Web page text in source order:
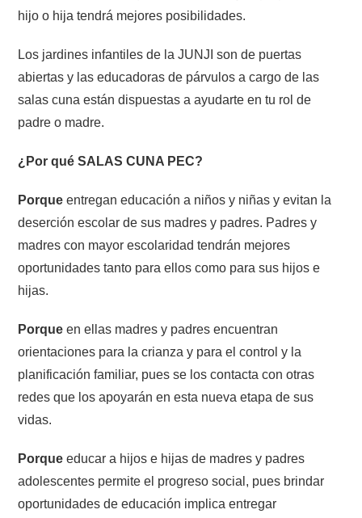
hijo o hija tendrá mejores posibilidades.
Los jardines infantiles de la JUNJI son de puertas
abiertas y las educadoras de párvulos a cargo de las
salas cuna están dispuestas a ayudarte en tu rol de
padre o madre.
¿Por qué SALAS CUNA PEC?
Porque entregan educación a niños y niñas y evitan la
deserción escolar de sus madres y padres. Padres y
madres con mayor escolaridad tendrán mejores
oportunidades tanto para ellos como para sus hijos e
hijas.
Porque en ellas madres y padres encuentran
orientaciones para la crianza y para el control y la
planificación familiar, pues se los contacta con otras
redes que los apoyarán en esta nueva etapa de sus
vidas.
Porque educar a hijos e hijas de madres y padres
adolescentes permite el progreso social, pues brindar
oportunidades de educación implica entregar